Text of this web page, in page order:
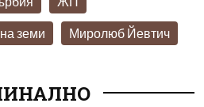
земи Миролюб Йевтич